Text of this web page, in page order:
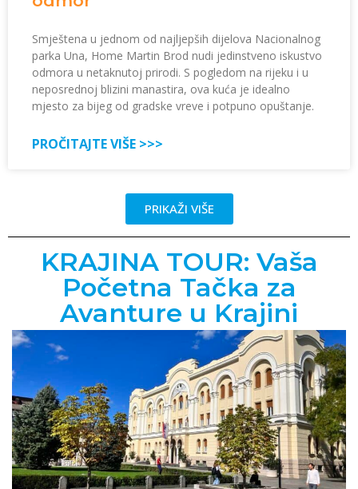
Smještena u jednom od najljepših dijelova Nacionalnog
parka Una, Home Martin Brod nudi jedinstveno iskustvo
odmora u netaknutoj prirodi. S pogledom na rijeku i u
neposrednoj blizini manastira, ova kuća je idealno
mjesto za bijeg od gradske vreve i potpuno opuštanje.
PROČITAJTE VIŠE >>>
PRIKAŽI VIŠE
KRAJINA TOUR: Vaša
Početna Tačka za
Avanture u Krajini